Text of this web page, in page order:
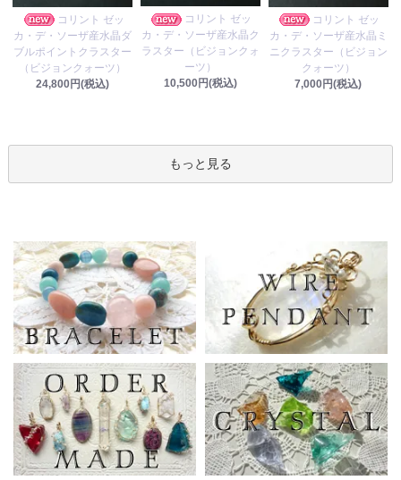
コリント ゼッ
カ・デ・ソーザ産水晶ダ
ブルポイントクラスター
（ビジョンクォーツ）
24,800円(税込)
コリント ゼッ
カ・デ・ソーザ産水晶ク
ラスター（ビジョンクォ
ーツ）
10,500円(税込)
コリント ゼッ
カ・デ・ソーザ産水晶ミ
ニクラスター（ビジョン
クォーツ）
7,000円(税込)
もっと見る